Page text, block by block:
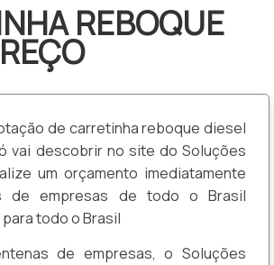
REBOQUE
de carretinha reboque diesel
vai descobrir no site do Soluções
um orçamento imediatamente
de empresas de todo o Brasil
todo o Brasil
de empresas, o Soluções